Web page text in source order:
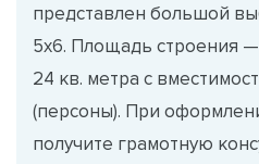
представлен большой
5х6. Площадь строения
24 кв. метра с
(персоны). При
получите грамотную